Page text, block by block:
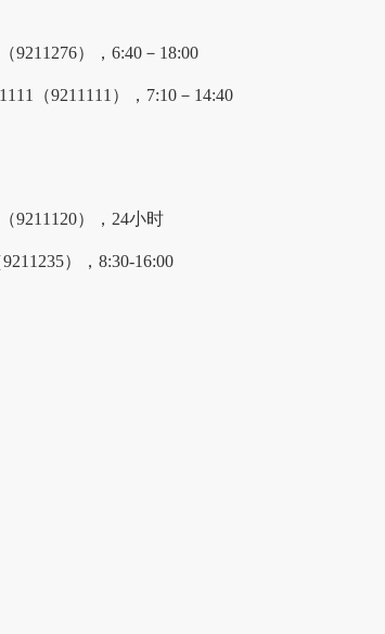
9211276），6:40－18:00
（9211111），7:10－14:40
9211120），24小时
），8:30-16:00